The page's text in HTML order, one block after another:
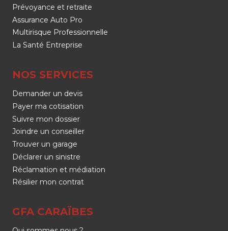
Prévoyance et retraite
Assurance Auto Pro
Multirisque Professionnelle
La Santé Entreprise
NOS SERVICES
Demander un devis
Payer ma cotisation
Suivre mon dossier
Joindre un conseiller
Trouver un garage
Déclarer un sinistre
Réclamation et médiation
Résilier mon contrat
GFA CARAÏBES